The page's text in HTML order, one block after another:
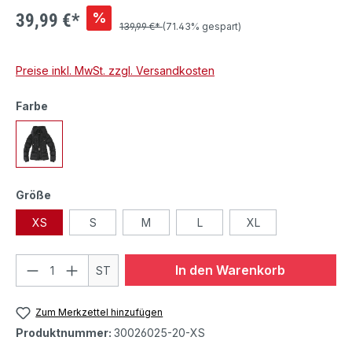
39,99 €* %
139,99 €*(71.43% gespart)
Preise inkl. MwSt. zzgl. Versandkosten
Farbe
Größe
XS S M L XL
ST In den Warenkorb
Zum Merkzettel hinzufügen
Produktnummer: 30026025-20-XS